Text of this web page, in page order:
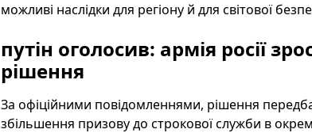
можливі наслідки для регіону й для світової
путін оголосив: армія росії
рішення
За офіційними повідомленнями, рішення
збільшення призову до строкової служби в